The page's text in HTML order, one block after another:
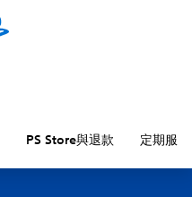
PS Store與退款 定期服務